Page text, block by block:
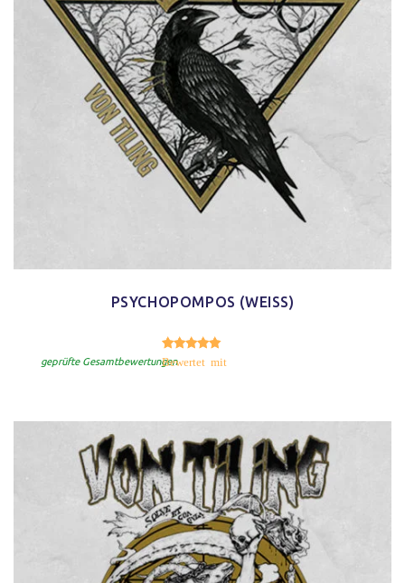
PSYCHOPOMPOS (WEISS)
Bewertet mit
geprüfte Gesamtbewertungen